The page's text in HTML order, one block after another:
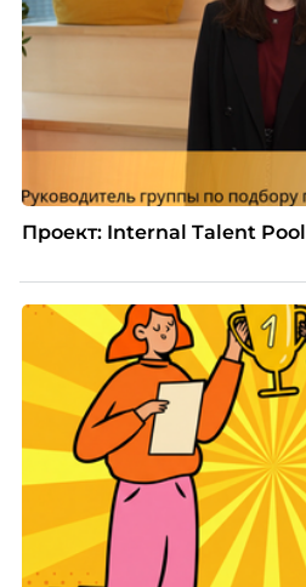
Проект: Internal Talent Pool